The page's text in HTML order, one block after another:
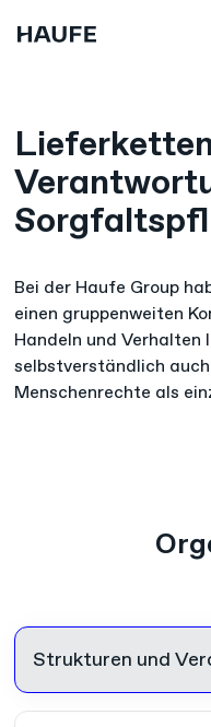
Bei der Haufe Group
einen gruppenweiten
Handeln und Verhalten
selbstverständlich
Menschenrechte als
Strukturen und